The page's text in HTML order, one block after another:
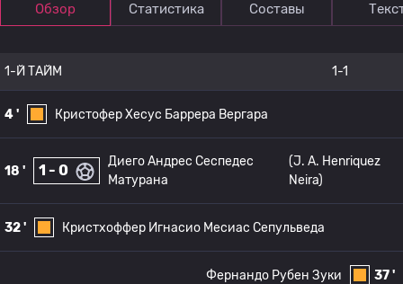
Обзор Статистика Составы
1-Й ТАЙМ 1-1
4 ' Кристофер Хесус Баррера Вергара
18 ' 1 - 0
Диего Андрес Сеспедес
Матурана
(J. A. Henriquez
Neira)
32 ' Кристхоффер Игнасио Месиас Сепульведа
37 '
Фернандо Рубен Зуки